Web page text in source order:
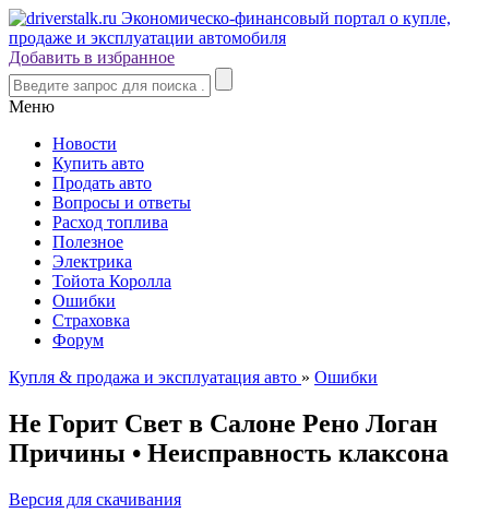
Добавить в избранное
Меню
Новости
Купить авто
Продать авто
Вопросы и ответы
Расход топлива
Полезное
Электрика
Тойота Королла
Ошибки
Страховка
Форум
Купля & продажа и эксплуатация авто » Ошибки
Не Горит Свет в Салоне Рено Логан
Причины • Неисправность клаксона
Версия для скачивания